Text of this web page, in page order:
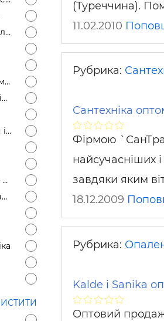
Пиломатеріали, лісоматеріали
Оздоблювальні матеріали
Покрівля, матеріали
Водопостачання і каналізація
Метал, вироби з металу
Кондиціонери, вентиляція
(Туреччина).
11.02.2010
Рубрика:
Сантехніка
Фірмою
найсучасніших
завдяки яким
18.12.2009
Рубрика:
Kalde і Sanika
Оптовий продаж